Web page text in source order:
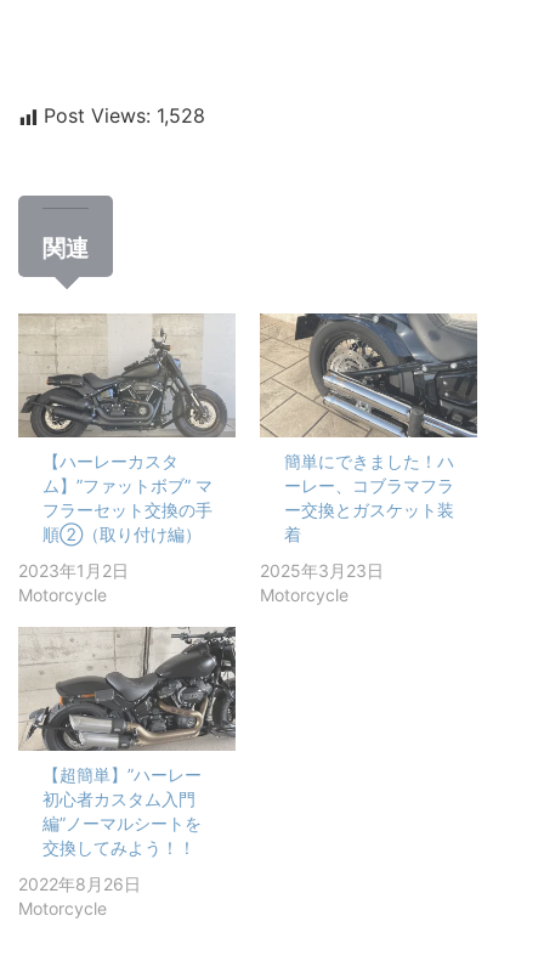
Post Views: 1,528
関連
【ハーレーカスタ
ム】”ファットボブ” マ
フラーセット交換の手
順②（取り付け編）
2023年1月2日
Motorcycle
簡単にできました！ハ
ーレー、コブラマフラ
ー交換とガスケット装
着
2025年3月23日
Motorcycle
【超簡単】”ハーレー
初心者カスタム入門
編”ノーマルシートを
交換してみよう！！
2022年8月26日
Motorcycle